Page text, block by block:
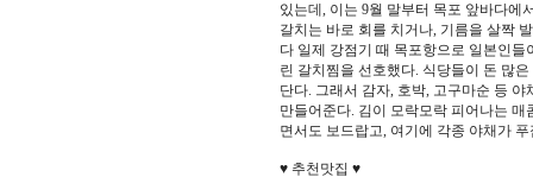
있는데, 이는 9월 말부터 목포 앞바다에
갈치는 바로 회를 치거나, 기름을 살짝
다 일제 강점기 때 목포항으로 일본인
린 갈치찜을 선호했다. 식당들이 돈 많
단다. 그래서 감자, 호박, 고구마순 등
만들어준다. 김이 모락모락 피어나는
면서도 보드랍고, 여기에 각종 야채가
♥ 추천맛집 ♥